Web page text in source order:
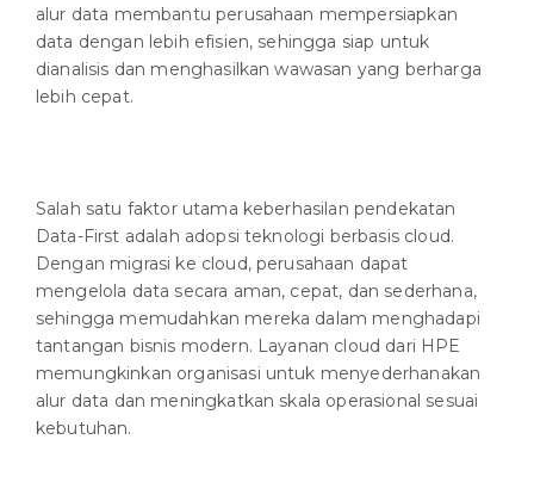
alur data membantu perusahaan mempersiapkan
data dengan lebih efisien, sehingga siap untuk
dianalisis dan menghasilkan wawasan yang berharga
lebih cepat.
Salah satu faktor utama keberhasilan pendekatan
Data-First adalah adopsi teknologi berbasis cloud.
Dengan migrasi ke cloud, perusahaan dapat
mengelola data secara aman, cepat, dan sederhana,
sehingga memudahkan mereka dalam menghadapi
tantangan bisnis modern. Layanan cloud dari HPE
memungkinkan organisasi untuk menyederhanakan
alur data dan meningkatkan skala operasional sesuai
kebutuhan.